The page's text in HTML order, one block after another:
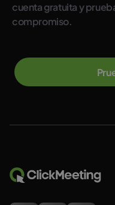
cuenta gratuita y
compromiso.